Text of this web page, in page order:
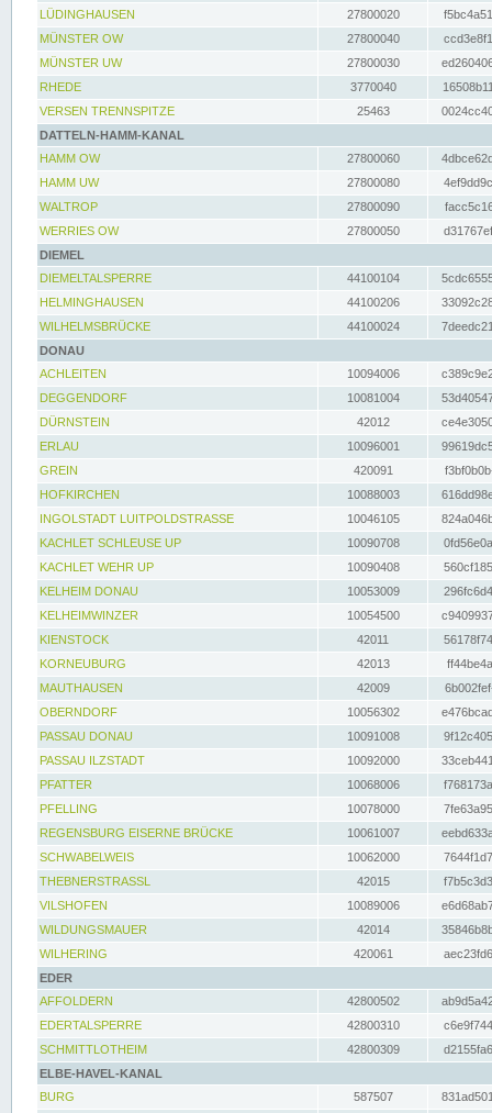
LÜDINGHAUSEN
27800020
MÜNSTER OW
27800040
MÜNSTER UW
27800030
RHEDE
3770040
VERSEN TRENNSPITZE
25463
DATTELN-HAMM-KANAL
HAMM OW
27800060
HAMM UW
27800080
WALTROP
27800090
WERRIES OW
27800050
DIEMEL
DIEMELTALSPERRE
44100104
HELMINGHAUSEN
44100206
WILHELMSBRÜCKE
44100024
DONAU
ACHLEITEN
10094006
DEGGENDORF
10081004
DÜRNSTEIN
42012
ERLAU
10096001
GREIN
420091
HOFKIRCHEN
10088003
INGOLSTADT LUITPOLDSTRASSE
10046105
KACHLET SCHLEUSE UP
10090708
KACHLET WEHR UP
10090408
KELHEIM DONAU
10053009
KELHEIMWINZER
10054500
KIENSTOCK
42011
KORNEUBURG
42013
MAUTHAUSEN
42009
OBERNDORF
10056302
PASSAU DONAU
10091008
PASSAU ILZSTADT
10092000
PFATTER
10068006
PFELLING
10078000
REGENSBURG EISERNE BRÜCKE
10061007
SCHWABELWEIS
10062000
THEBNERSTRASSL
42015
VILSHOFEN
10089006
WILDUNGSMAUER
42014
WILHERING
420061
EDER
AFFOLDERN
42800502
EDERTALSPERRE
42800310
SCHMITTLOTHEIM
42800309
ELBE-HAVEL-KANAL
BURG
587507